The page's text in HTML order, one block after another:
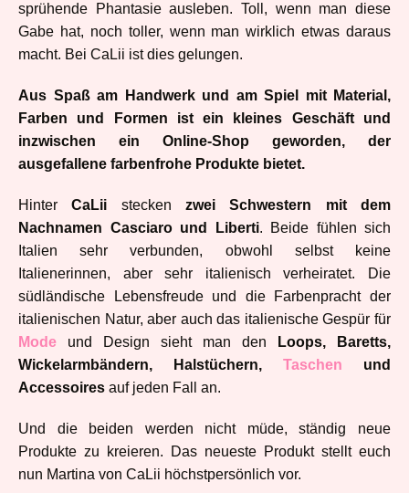
sprühende Phantasie ausleben. Toll, wenn man diese
Gabe hat, noch toller, wenn man wirklich etwas daraus
macht. Bei CaLii ist dies gelungen.
Aus Spaß am Handwerk und am Spiel mit Material,
Farben und Formen ist ein kleines Geschäft und
inzwischen ein Online-Shop geworden, der
ausgefallene farbenfrohe Produkte bietet.
HinterCaLii steckenzwei Schwestern mit dem
Nachnamen Casciaro und Liberti. Beide fühlen sich
Italien sehr verbunden, obwohl selbst keine
Italienerinnen, aber sehr italienisch verheiratet. Die
südländische Lebensfreude und die Farbenpracht der
italienischen Natur, aber auch das italienische Gespür für
Mode und Design sieht man den
Loops, Baretts,
Wickelarmbändern, Halstüchern, Taschen und
Accessoires auf jeden Fall an.
Und die beiden werden nicht müde, ständig neue
Produkte zu kreieren. Das neueste Produkt stellt euch
nun Martina von CaLii höchstpersönlich vor.